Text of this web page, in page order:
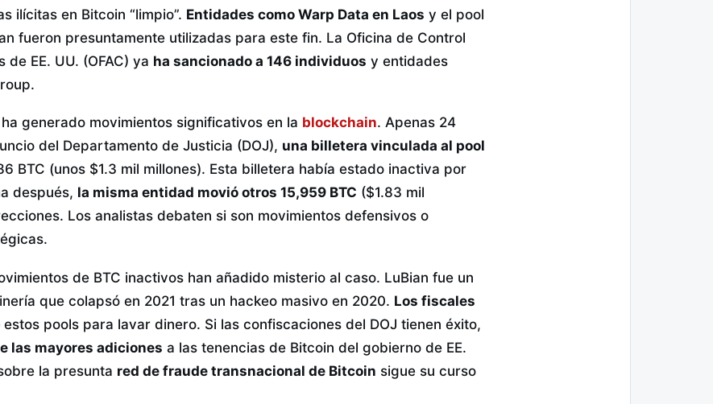
ilícitas en Bitcoin “limpio”. Entidades como Warp Data en Laos y el pool
fueron presuntamente utilizadas para este fin. La Oficina de Control
EE. UU. (OFAC) ya ha sancionado a 146 individuos y entidades
generado movimientos significativos en la blockchain. Apenas 24
del Departamento de Justicia (DOJ), una billetera vinculada al pool
BTC (unos $1.3 mil millones). Esta billetera había estado inactiva por
después, la misma entidad movió otros 15,959 BTC ($1.83 mil
Los analistas debaten si son movimientos defensivos o
de BTC inactivos han añadido misterio al caso. LuBian fue un
que colapsó en 2021 tras un hackeo masivo en 2020. Los fiscales
estos pools para lavar dinero. Si las confiscaciones del DOJ tienen éxito,
las mayores adiciones a las tenencias de Bitcoin del gobierno de EE.
la presunta red de fraude transnacional de Bitcoin sigue su curso